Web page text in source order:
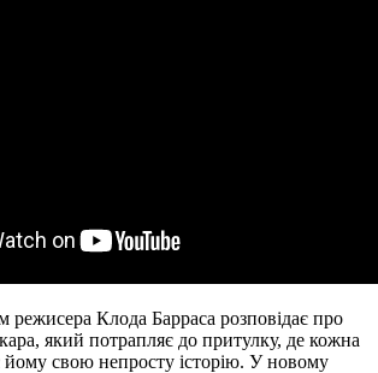
режисера Клода Барраса розповідає про
який потрапляє до притулку, де кожна
йому свою непросту історію. У новому